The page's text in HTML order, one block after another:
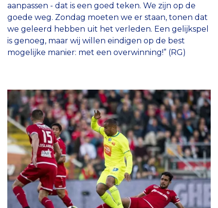
aanpassen - dat is een goed teken. We zijn op de
goede weg. Zondag moeten we er staan, tonen dat
we geleerd hebben uit het verleden. Een gelijkspel
is genoeg, maar wij willen eindigen op de best
mogelijke manier: met een overwinning!” (RG)